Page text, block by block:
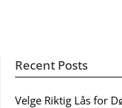
Recent Posts
Velge Riktig Lås for